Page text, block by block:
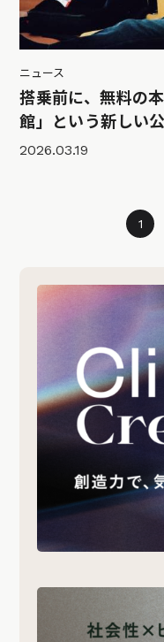
ニュース
搭乗前に、無料の
館」という新しい
2026.03.19
1